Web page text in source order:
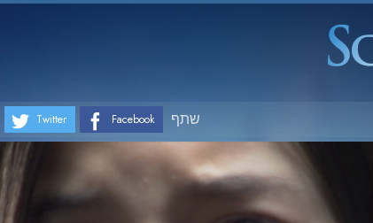
שתף Facebook
Twitter